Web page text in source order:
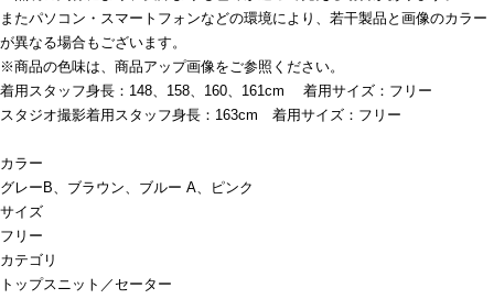
またパソコン・スマートフォンなどの環境により、若干製品と画像のカラー
が異なる場合もございます。
※商品の色味は、商品アップ画像をご参照ください。
着用スタッフ身長：148、158、160、161cm 着用サイズ：フリー
スタジオ撮影着用スタッフ身長：163cm 着用サイズ：フリー
カラー
グレーB、ブラウン、ブルー A、ピンク
サイズ
フリー
カテゴリ
トップスニット／セーター